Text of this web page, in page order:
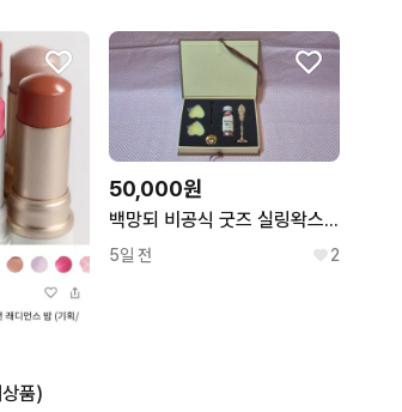
품)
50,000원
백망되 비공식 굿즈 실링왁스 + 기타 굿즈
5일 전 2